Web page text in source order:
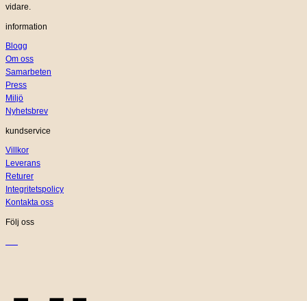
vidare.
information
Blogg
Om oss
Samarbeten
Press
Miljö
Nyhetsbrev
kundservice
Villkor
Leverans
Returer
Integritetspolicy
Kontakta oss
Följ oss